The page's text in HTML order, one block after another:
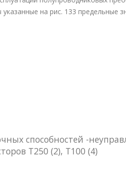
на рис. 133 предельные
способностей -
Т250 (2), Т100 (4)